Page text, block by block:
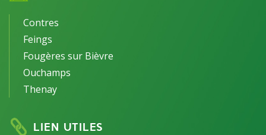
Contres
Feings
Fougères sur Bièvre
Ouchamps
Thenay
LIEN UTILES